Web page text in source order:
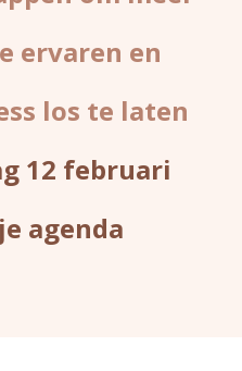
ervaren en
los te laten
12 februari
agenda